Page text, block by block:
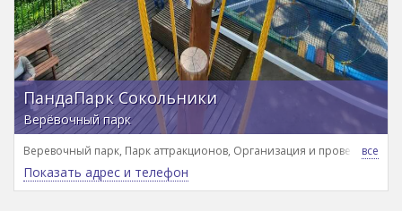
ПандаПарк Сокольники
Верёвочный парк
Веревочный парк, Парк аттракционов, Организация и проведение
Показать адрес и телефон